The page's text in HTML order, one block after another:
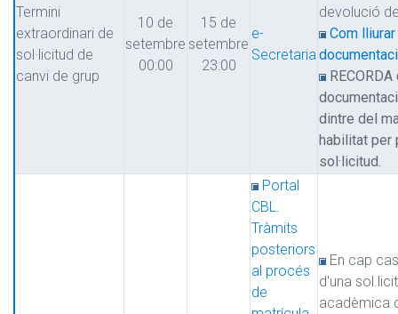
Termini
extraordinari de
sol·licitud de
canvi de grup
10 de
setembre
00:00
15 de
setembre
23:00
e-
Secretaria
devolució
Com
dintre del
habilitat per
sol·licitud.
Portal
CBL.
Tràmits
posteriors
al procés
de
En cap
d'una
acadèmica